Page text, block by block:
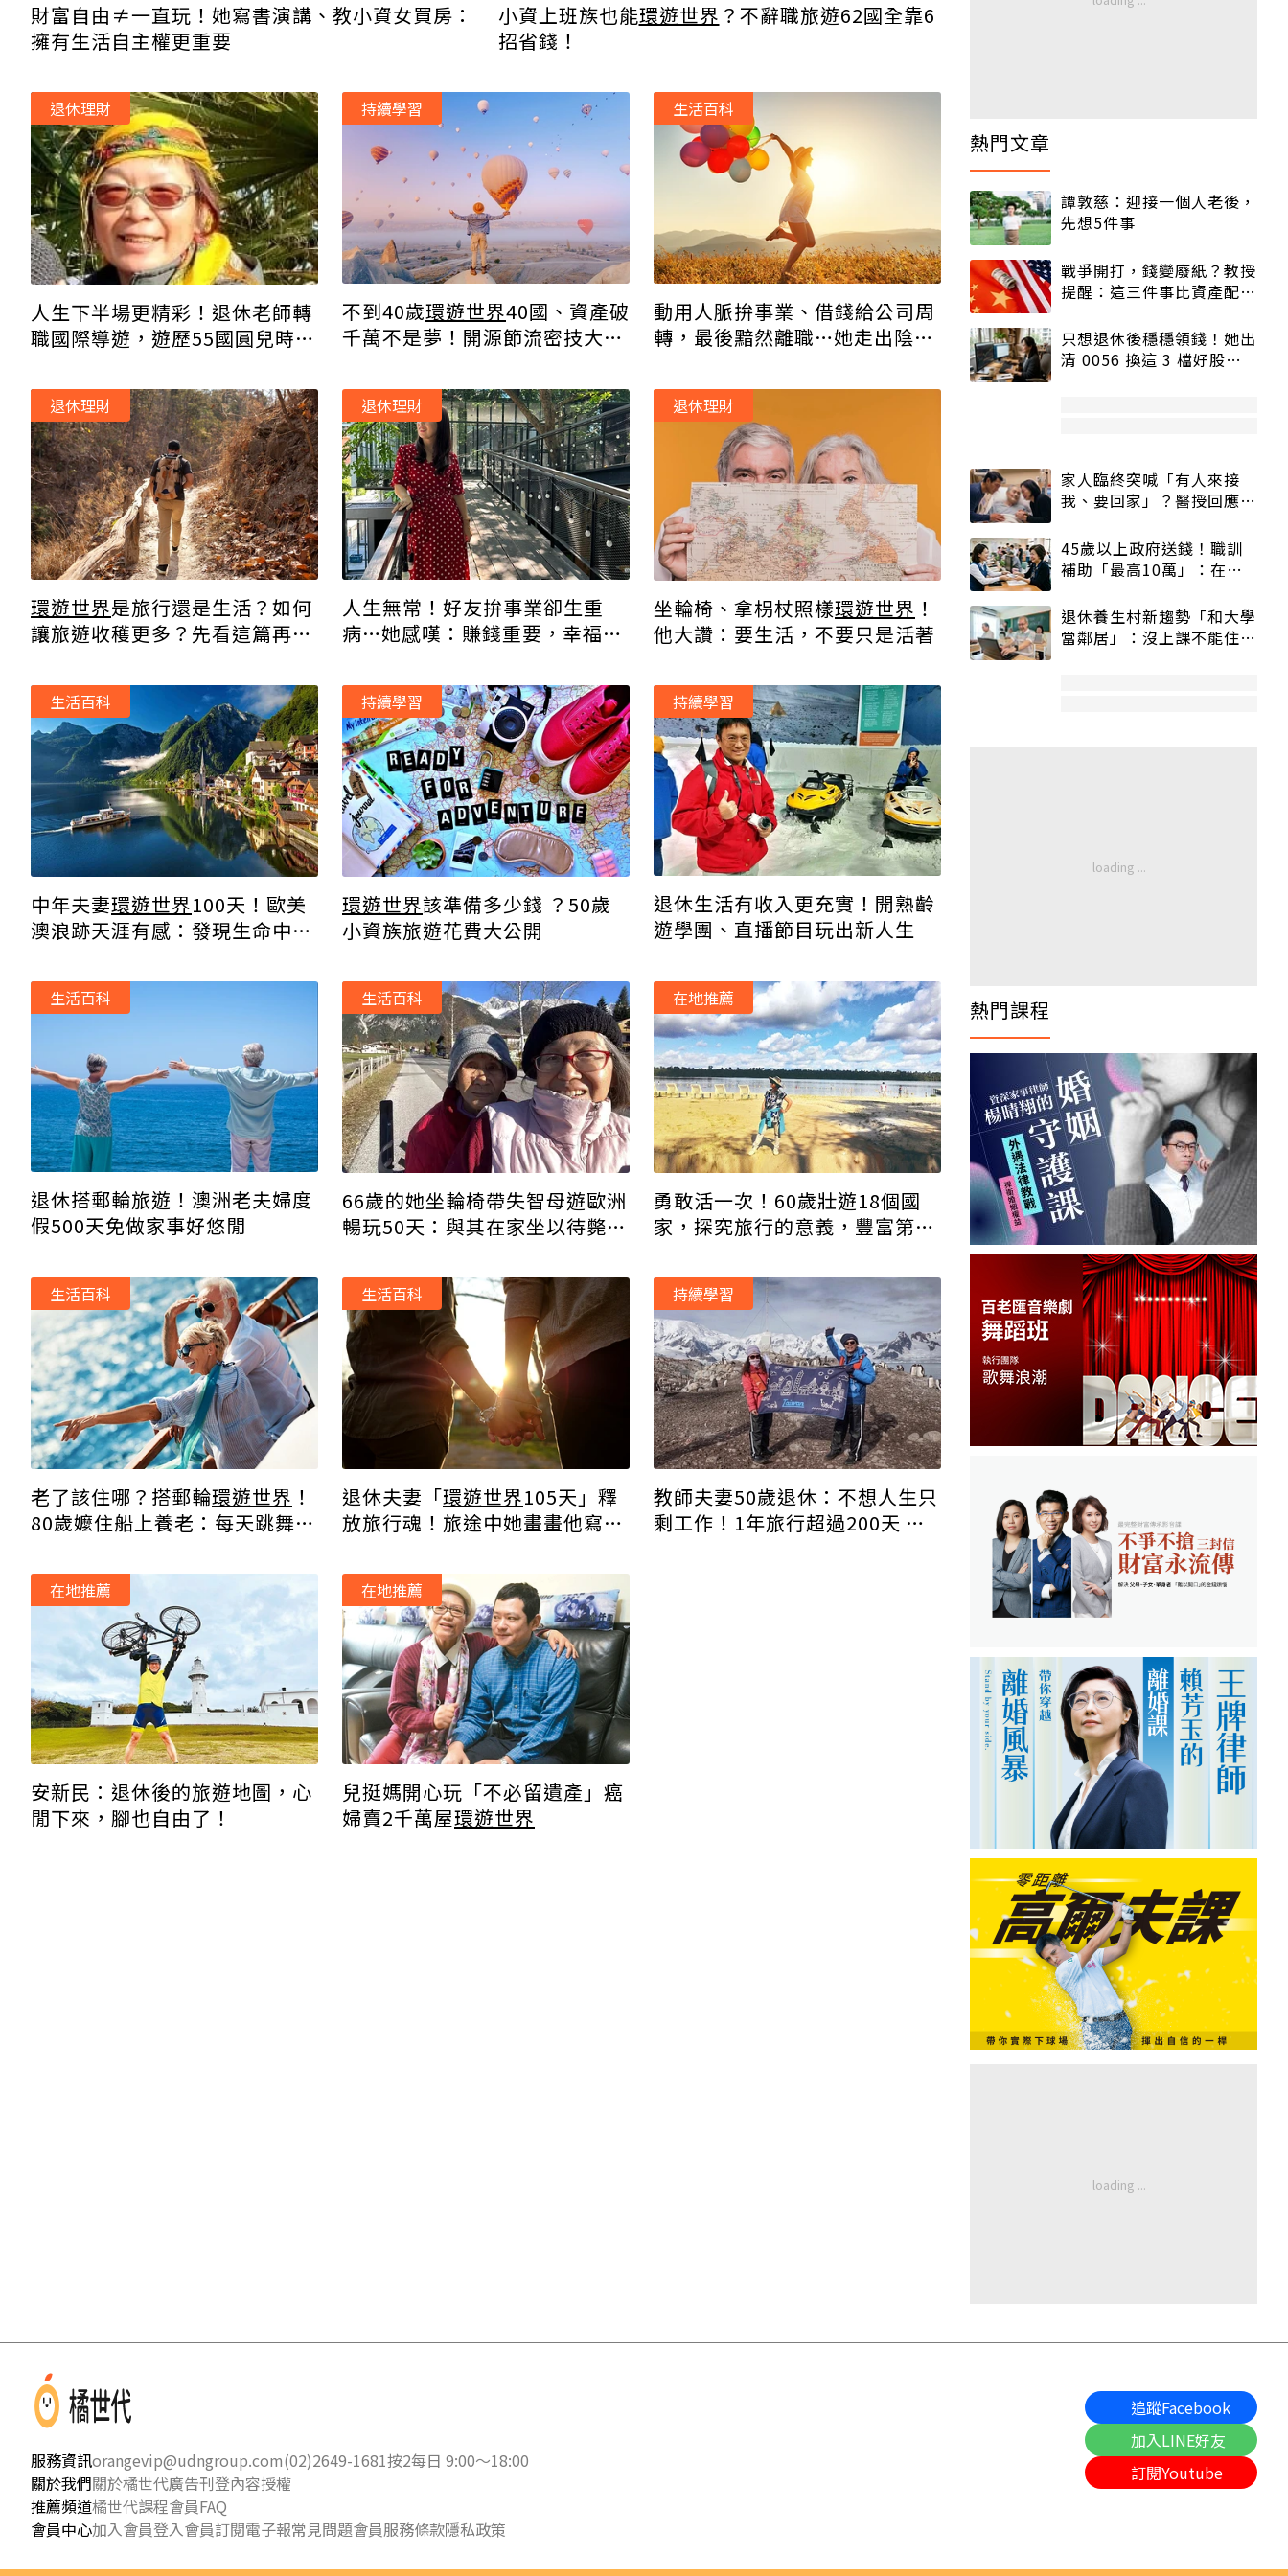
財富自由≠一直玩！她寫書演講、教小資女買房：
擁有生活自主權更重要
小資上班族也能環遊世界 ？不辭職旅遊62國全靠6
招省錢！
人生下半場更精彩！退休老師轉
職國際導遊，遊歷55國圓兒時夢
退休理財
不到40歲環遊世界40國、資產破
千萬不是夢！開源節流密技大公
持續學習
動用人脈拚事業、借錢給公司周
轉，最後黯然離職…她走出陰
生活百科
環遊世界是旅行還是生活？如何
讓旅遊收穫更多？先看這篇再出
退休理財
人生無常！好友拚事業卻生重
病…她感嘆：賺錢重要，幸福也
退休理財
坐輪椅、拿枴杖照樣環遊世界 ！
他大讚：要生活，不要只是活著
退休理財
中年夫妻環遊世界100天！歐美
澳浪跡天涯有感：發現生命中不
生活百科
環遊世界該準備多少錢 ？50歲
小資族旅遊花費大公開
持續學習
退休生活有收入更充實！開熟齡
遊學團、直播節目玩出新人生
持續學習
退休搭郵輪旅遊！澳洲老夫婦度
假500天免做家事好悠閒
生活百科
66歲的她坐輪椅帶失智母遊歐洲
暢玩50天：與其在家坐以待斃，
生活百科
勇敢活一次！60歲壯遊18個國
家，探究旅行的意義，豐富第三
在地推薦
老了該住哪？搭郵輪環遊世界 ！
80歲嬤住船上養老：每天跳舞、
生活百科
退休夫妻「環遊世界105天」釋
放旅行魂！旅途中她畫畫他寫
生活百科
教師夫妻50歲退休：不想人生只
剩工作！1年旅行超過200天 享
持續學習
安新民：退休後的旅遊地圖，心
閒下來，腳也自由了！
在地推薦
兒挺媽開心玩「不必留遺產」癌
婦賣2千萬屋環遊世界
在地推薦
熱門文章
譚敦慈：迎接一個人老後，
先想5件事
戰爭開打，錢變廢紙？教授
提醒：這三件事比資產配置
只想退休後穩穩領錢！她出
清 0056 換這 3 檔好股：
家人臨終突喊「有人來接
我、要回家」？醫授回應方
45歲以上政府送錢！職訓
補助「最高10萬」：在
退休養生村新趨勢「和大學
當鄰居」：沒上課不能住、
熱門課程
追蹤Facebook
加入LINE好友
訂閱Youtube
服務資訊orangevip@udngroup.com(02)2649-1681按2每日 9:00～18:00
關於我們關於橘世代廣告刊登內容授權
推薦頻道橘世代課程會員FAQ
會員中心加入會員登入會員訂閱電子報常見問題會員服務條款隱私政策